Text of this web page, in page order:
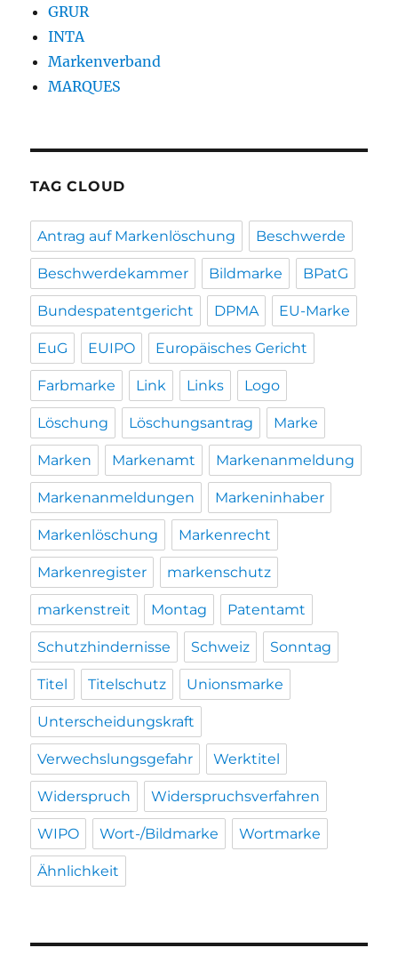
GRUR
INTA
Markenverband
MARQUES
TAG CLOUD
Antrag auf Markenlöschung Beschwerde
Beschwerdekammer Bildmarke BPatG
Bundespatentgericht DPMA EU-Marke
EuG EUIPO Europäisches Gericht
Farbmarke Link Links Logo
Löschung Löschungsantrag Marke
Marken Markenamt Markenanmeldung
Markenanmeldungen Markeninhaber
Markenlöschung Markenrecht
Markenregister markenschutz
markenstreit Montag Patentamt
Schutzhindernisse Schweiz Sonntag
Titel Titelschutz Unionsmarke
Unterscheidungskraft
Verwechslungsgefahr Werktitel
Widerspruch Widerspruchsverfahren
WIPO Wort-/Bildmarke Wortmarke
Ähnlichkeit